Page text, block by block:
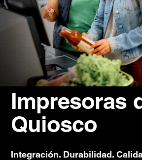
Impresoras
Quiosco
Integración. Durabilidad.